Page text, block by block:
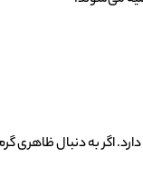
اگر به دنبال